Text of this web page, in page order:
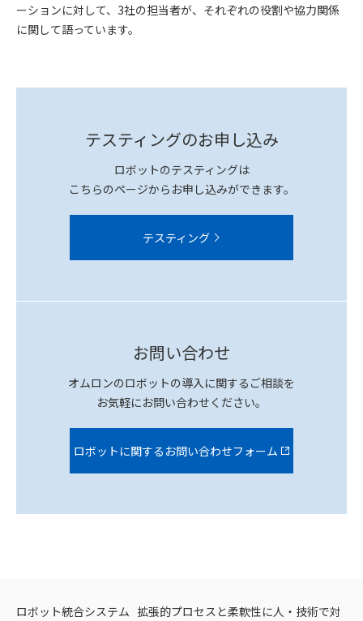
ーションに対して、3社の担当者が、それぞれの役割や協力関係
に関して語っています。
テスティングのお申し込み
ロボットのテスティングは
こちらのページからお申し込みができます。
テスティング
お問い合わせ
オムロンのロボットの導入に関するご相談を
お気軽にお問い合わせください。
ロボットに関するお問い合わせフォーム
ロボット統合システム 拡張的プロセスと柔軟性に人・技術で対